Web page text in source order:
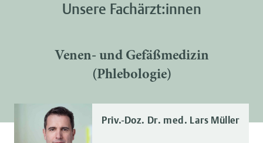
Unsere Fachärzt:innen
Venen- und Gefäßmedizin
(Phlebologie)
Priv.-Doz. Dr. med. Lars Müller